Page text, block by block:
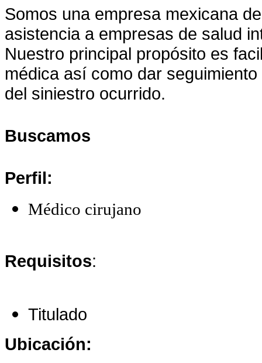
Somos una empresa mexicana
asistencia a empresas de salud
Nuestro principal propósito es
médica así como dar
del siniestro ocurrido.
Buscamos
Perfil:
Médico cirujano
Requisitos:
Titulado
Ubicación: